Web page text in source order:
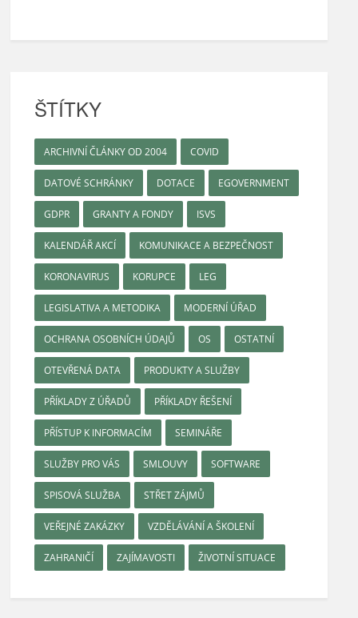
ŠTÍTKY
ARCHIVNÍ ČLÁNKY OD 2004 COVID
DATOVÉ SCHRÁNKY DOTACE EGOVERNMENT
GDPR GRANTY A FONDY ISVS
KALENDÁŘ AKCÍ KOMUNIKACE A BEZPEČNOST
KORONAVIRUS KORUPCE LEG
LEGISLATIVA A METODIKA MODERNÍ ÚŘAD
OCHRANA OSOBNÍCH ÚDAJŮ OS OSTATNÍ
OTEVŘENÁ DATA PRODUKTY A SLUŽBY
PŘÍKLADY Z ÚŘADŮ PŘÍKLADY ŘEŠENÍ
PŘÍSTUP K INFORMACÍM SEMINÁŘE
SLUŽBY PRO VÁS SMLOUVY SOFTWARE
SPISOVÁ SLUŽBA STŘET ZÁJMŮ
VEŘEJNÉ ZAKÁZKY VZDĚLÁVÁNÍ A ŠKOLENÍ
ZAHRANIČÍ ZAJÍMAVOSTI ŽIVOTNÍ SITUACE